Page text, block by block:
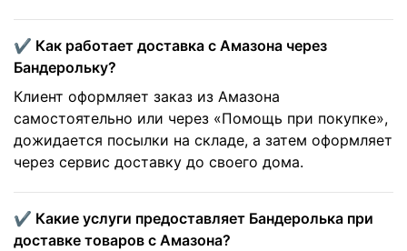
✔️ Как работает доставка с Амазона через
Бандерольку?
Клиент оформляет заказ из Амазона
самостоятельно или через «Помощь при покупке»,
дожидается посылки на складе, а затем оформляет
через сервис доставку до своего дома.
✔️ Какие услуги предоставляет Бандеролька при
доставке товаров с Амазона?